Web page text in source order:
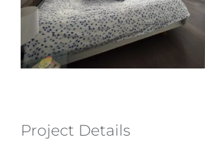
Project Details